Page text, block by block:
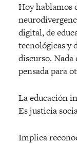
Hoy hablamos
digital, de
tecnológicas y
discurso. Nada
pensada para
La educación
Es justicia
Implica